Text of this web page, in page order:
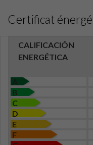
Certificat
CALIFICACIÓN
ENERGÉTICA
A
B
C
D
E
F